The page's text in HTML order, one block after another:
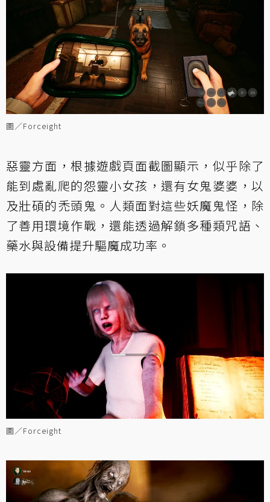
圖／Forceight
惡靈方面，根據遊戲頁面截圖顯示，似乎除了
能到處亂爬的怨靈小女孩，還有女鬼婆婆，以
及壯碩的禿頭鬼。人類面對這些妖魔鬼怪，除
了善用環境作戰，還能透過解鎖多種類咒語、
藥水與設備提升驅魔成功率。
圖／Forceight